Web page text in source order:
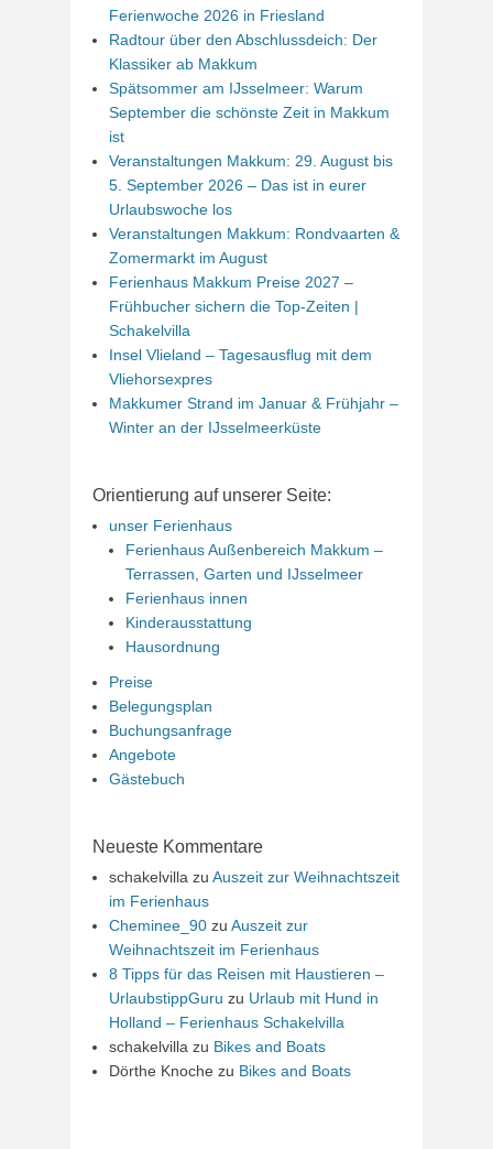
Ferienwoche 2026 in Friesland
Radtour über den Abschlussdeich: Der
Klassiker ab Makkum
Spätsommer am IJsselmeer: Warum
September die schönste Zeit in Makkum
ist
Veranstaltungen Makkum: 29. August bis
5. September 2026 – Das ist in eurer
Urlaubswoche los
Veranstaltungen Makkum: Rondvaarten &
Zomermarkt im August
Ferienhaus Makkum Preise 2027 –
Frühbucher sichern die Top-Zeiten |
Schakelvilla
Insel Vlieland – Tagesausflug mit dem
Vliehorsexpres
Makkumer Strand im Januar & Frühjahr –
Winter an der IJsselmeerküste
Orientierung auf unserer Seite:
unser Ferienhaus
Ferienhaus Außenbereich Makkum –
Terrassen, Garten und IJsselmeer
Ferienhaus innen
Kinderausstattung
Hausordnung
Preise
Belegungsplan
Buchungsanfrage
Angebote
Gästebuch
Neueste Kommentare
schakelvilla zu Auszeit zur Weihnachtszeit
im Ferienhaus
Cheminee_90 zu Auszeit zur
Weihnachtszeit im Ferienhaus
8 Tipps für das Reisen mit Haustieren –
UrlaubstippGuru zu Urlaub mit Hund in
Holland – Ferienhaus Schakelvilla
schakelvilla zu Bikes and Boats
Dörthe Knoche zu Bikes and Boats